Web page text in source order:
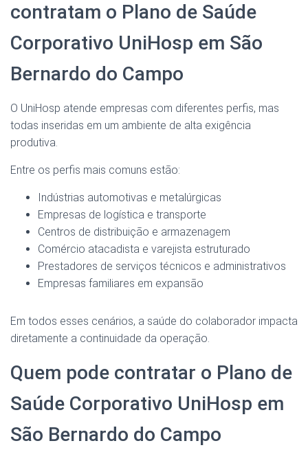
contratam o Plano de Saúde
Corporativo UniHosp em São
Bernardo do Campo
O UniHosp atende empresas com diferentes perfis, mas
todas inseridas em um ambiente de alta exigência
produtiva.
Entre os perfis mais comuns estão:
Indústrias automotivas e metalúrgicas
Empresas de logística e transporte
Centros de distribuição e armazenagem
Comércio atacadista e varejista estruturado
Prestadores de serviços técnicos e administrativos
Empresas familiares em expansão
Em todos esses cenários, a saúde do colaborador impacta
diretamente a continuidade da operação.
Quem pode contratar o Plano de
Saúde Corporativo UniHosp em
São Bernardo do Campo